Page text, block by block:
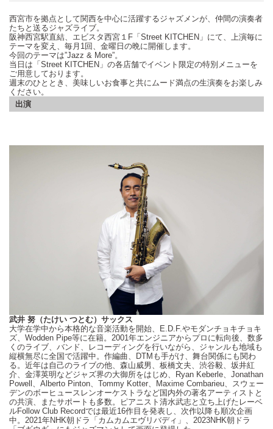
西宮市を拠点として関西を中心に活躍するジャズメンが、仲間の演奏者
たちと送るジャズライブ。
阪神西宮駅直結、エビスタ西宮１F「Street KITCHEN」にて、上演毎に
テーマを変え、毎月1回、金曜日の晩に開催します。
今回のテーマは”Jazz & More”。
当日は「Street KITCHEN」の各店舗でイベント限定の特別メニューを
ご用意しております。
週末のひととき、美味しいお食事と共にムード満点の生演奏をお楽しみ
ください。
出演
武井 努（たけい つとむ）サックス
大学在学中から本格的な音楽活動を開始、
E.D.F.やモダンチョキチョキ
ズ、 Wodden Pipe等に在籍。 2001年エンジニアからプロに転向後、数多
くのライブ、バンド、レコーディングを行いながら、ジャンルも地域も
縦横無尽に全国で活躍中。作編曲、
DTM も手がけ、舞台関係にも関わ
る。近年は自己のライブの他、森山威男、板橋文夫、渋谷毅、坂井紅
介、金澤英明などジャズ界の大御所をはじめ、
Ryan Keberle、 Jonathan
Powell 、 Alberto Pinton、 Tommy Kotter、 Maxime Combarieu、スウェー
デンのボーヒュースレンオーケストラなど国内外の著名アーティストと
の共演、またサポートも多数。ピアニスト清水武志と立ち上げたレーベ
ルFollow Club Recordでは最近16作目を発表し、次作以降も順次企画
中。 2021年NHK朝ドラ「カムカムエヴリバディ」、 2023NHK朝ドラ